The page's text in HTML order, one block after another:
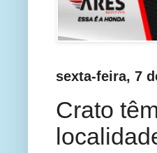
sexta-feira, 7
Crato